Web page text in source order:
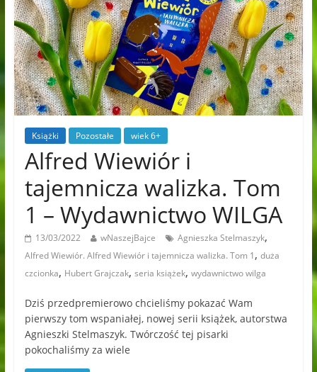
Książki Pozostałe wiek 6+
Alfred Wiewiór i
tajemnicza walizka. Tom
1 – Wydawnictwo WILGA
13/03/2022 wNaszejBajce Agnieszka Stelmaszyk,
Alfred Wiewiór. Alfred Wiewiór i tajemnicza walizka. Tom 1 , duża
czcionka, Hubert Grajczak, seria książek, wydawnictwo wilga
Dziś przedpremierowo chcieliśmy pokazać Wam
pierwszy tom wspaniałej, nowej serii książek, autorstwa
Agnieszki Stelmaszyk. Twórczość tej pisarki
pokochaliśmy za wiele